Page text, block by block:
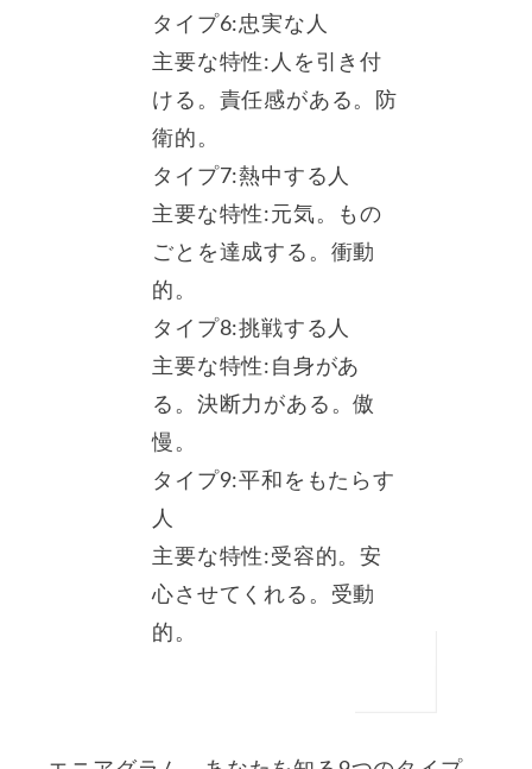
タイプ6:忠実な人
主要な特性:人を引き付
ける。責任感がある。防
衛的。
タイプ7:熱中する人
主要な特性:元気。もの
ごとを達成する。衝動
的。
タイプ8:挑戦する人
主要な特性:自身があ
る。決断力がある。傲
慢。
タイプ9:平和をもたらす
人
主要な特性:受容的。安
心させてくれる。受動
的。